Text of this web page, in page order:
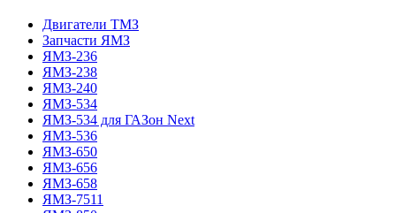
Двигатели ТМЗ
Запчасти ЯМЗ
ЯМЗ-236
ЯМЗ-238
ЯМЗ-240
ЯМЗ-534
ЯМЗ-534 для ГАЗон Next
ЯМЗ-536
ЯМЗ-650
ЯМЗ-656
ЯМЗ-658
ЯМЗ-7511